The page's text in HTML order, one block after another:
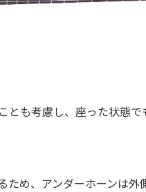
とも考慮し、座った状態
め、アンダーホーンは外